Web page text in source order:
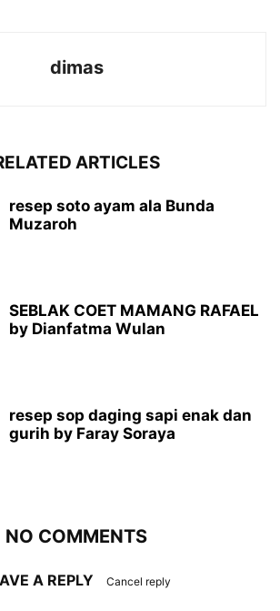
dimas
ARTICLES
resep soto ayam ala Bunda
Muzaroh
SEBLAK COET MAMANG RAFAEL
by Dianfatma Wulan
resep sop daging sapi enak dan
gurih by Faray Soraya
NO COMMENTS
A REPLY Cancel reply